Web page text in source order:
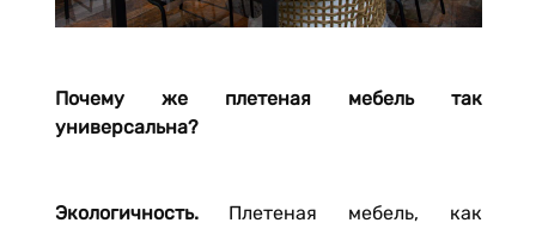
Почему же плетеная мебель так
универсальна?
Экологичность.Плетеная мебель, как